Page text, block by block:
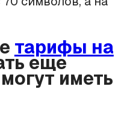
тарифы на
еще
иметь